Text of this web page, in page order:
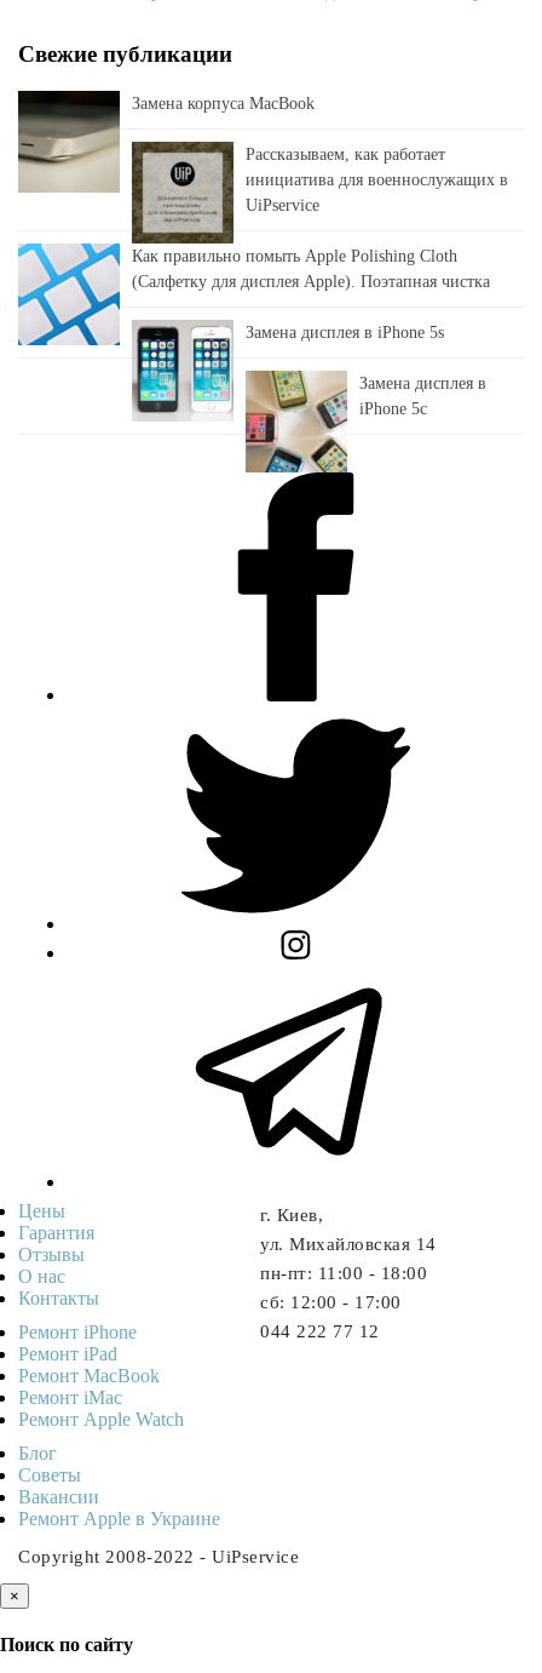
Свежие публикации
Замена корпуса MacBook
Рассказываем, как работает
инициатива для военнослужащих в
UiPservice
Как правильно помыть Apple Polishing Cloth
(Салфетку для дисплея Apple). Поэтапная чистка
Замена дисплея в iPhone 5s
Замена дисплея в
iPhone 5c
г. Киев,
ул. Михайловская 14
пн-пт: 11:00 - 18:00
cб: 12:00 - 17:00
044 222 77 12
Цены
Гарантия
Отзывы
О нас
Контакты
Ремонт iPhone
Ремонт iPad
Ремонт MacBook
Ремонт iMac
Ремонт Apple Watch
Блог
Советы
Ваканcии
Ремонт Apple в Украине
Copyright 2008-2022 - UiPservice
×
Поиск по сайту